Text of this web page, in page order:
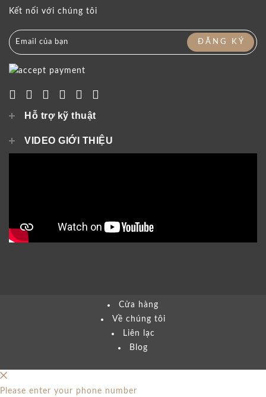
Kết nối với chúng tôi
ĐĂNG KÝ
Hỗ trợ kỹ thuật
VIDEO GIỚI THIỆU
Cửa hàng
Về chúng tôi
Liên lạc
Blog
Please enter your phone number